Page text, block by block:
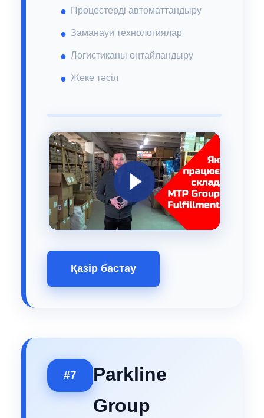
Процестерді автоматтандыру
Заманауи технологиялар
Логистиканы оңтайландыру
Жеке тәсіл
Қазір бастау
#7
Parkline
Group